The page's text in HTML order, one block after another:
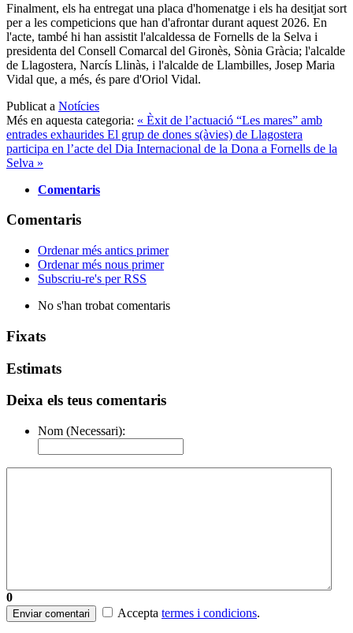
Finalment, els ha entregat una placa d'homenatge i els ha desitjat sort
per a les competicions que han d'afrontar durant aquest 2026. En
l'acte, també hi han assistit l'alcaldessa de Fornells de la Selva i
presidenta del Consell Comarcal del Gironès, Sònia Gràcia; l'alcalde
de Llagostera, Narcís Llinàs, i l'alcalde de Llambilles, Josep Maria
Vidal que, a més, és pare d'Oriol Vidal.
Publicat a Notícies
Més en aquesta categoria: « Èxit de l’actuació “Les mares” amb
entrades exhaurides El grup de dones s(àvies) de Llagostera
participa en l’acte del Dia Internacional de la Dona a Fornells de la
Selva »
Comentaris
Comentaris
Ordenar més antics primer
Ordenar més nous primer
Subscriu-re's per RSS
No s'han trobat comentaris
Fixats
Estimats
Deixa els teus comentaris
Nom (Necessari):
0
Enviar comentari Accepta termes i condicions.